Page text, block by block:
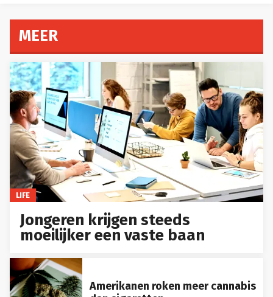
MEER
LIFE
Jongeren krijgen steeds
moeilijker een vaste baan
Amerikanen roken meer cannabis